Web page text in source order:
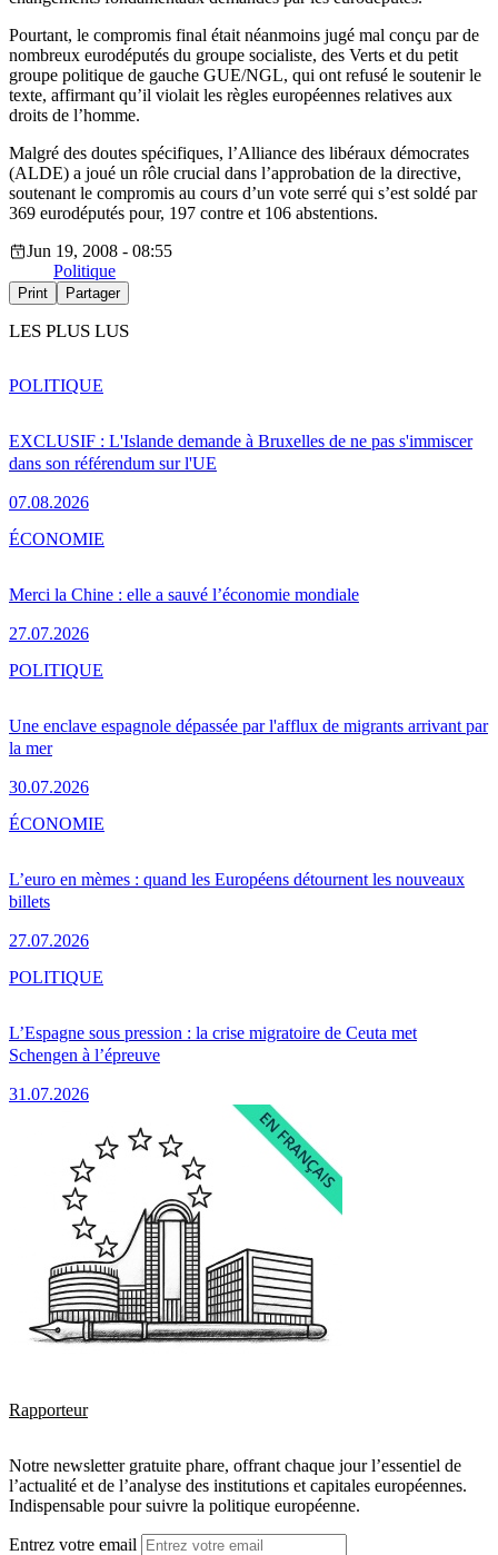
Pourtant, le compromis final était néanmoins jugé mal conçu par de
nombreux eurodéputés du groupe socialiste, des Verts et du petit
groupe politique de gauche GUE/NGL, qui ont refusé le soutenir le
texte, affirmant qu’il violait les règles européennes relatives aux
droits de l’homme.
Malgré des doutes spécifiques, l’Alliance des libéraux démocrates
(ALDE) a joué un rôle crucial dans l’approbation de la directive,
soutenant le compromis au cours d’un vote serré qui s’est soldé par
369 eurodéputés pour, 197 contre et 106 abstentions.
Jun 19, 2008 - 08:55
Politique
Print Partager
LES PLUS LUS
EXCLUSIF : L'Islande demande à Bruxelles de ne pas s'immiscer
dans son référendum sur l'UE
07.08.2026
POLITIQUE
Merci la Chine : elle a sauvé l’économie mondiale
27.07.2026
ÉCONOMIE
Une enclave espagnole dépassée par l'afflux de migrants arrivant par
la mer
30.07.2026
POLITIQUE
L’euro en mèmes : quand les Européens détournent les nouveaux
billets
27.07.2026
ÉCONOMIE
L’Espagne sous pression : la crise migratoire de Ceuta met
Schengen à l’épreuve
31.07.2026
POLITIQUE
Rapporteur
Notre newsletter gratuite phare, offrant chaque jour l’essentiel de
l’actualité et de l’analyse des institutions et capitales européennes.
Indispensable pour suivre la politique européenne.
Entrez votre email